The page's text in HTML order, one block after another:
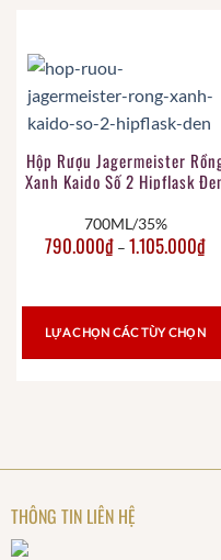
Hộp Rượu Jagermeister
Xanh Kaido Số 2 Hipflask
700ML/35%
790.000₫ – 1.105.000₫
LỰA CHỌN CÁC TÙY CHỌN
THÔNG TIN LIÊN HỆ